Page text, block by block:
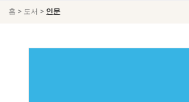
홈 > 도서 > 인문